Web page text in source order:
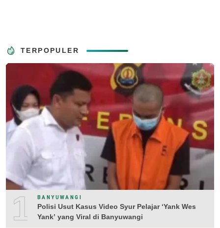
TERPOPULER
1 BANYUWANGI
Polisi Usut Kasus Video Syur Pelajar ‘Yank Wes
Yank’ yang Viral di Banyuwangi